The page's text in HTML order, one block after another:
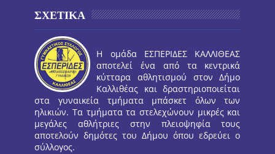
ΣΧΕΤΙΚΑ
Η ομάδα ΕΣΠΕΡΙΔΕΣ ΚΑΛΛΙΘΕΑΣ
αποτελεί ένα από τα κεντρικά
κύτταρα αθλητισμού στον Δήμο
Καλλιθέας και δραστηριοποιείται
στα γυναικεία τμήματα μπάσκετ όλων των
ηλικιών. Τα τμήματα τα στελεχώνουν μικρές και
μεγάλες αθλήτριες στην πλειοψηφία τους
αποτελούν δημότες του Δήμου όπου εδρεύει ο
σύλλογος.